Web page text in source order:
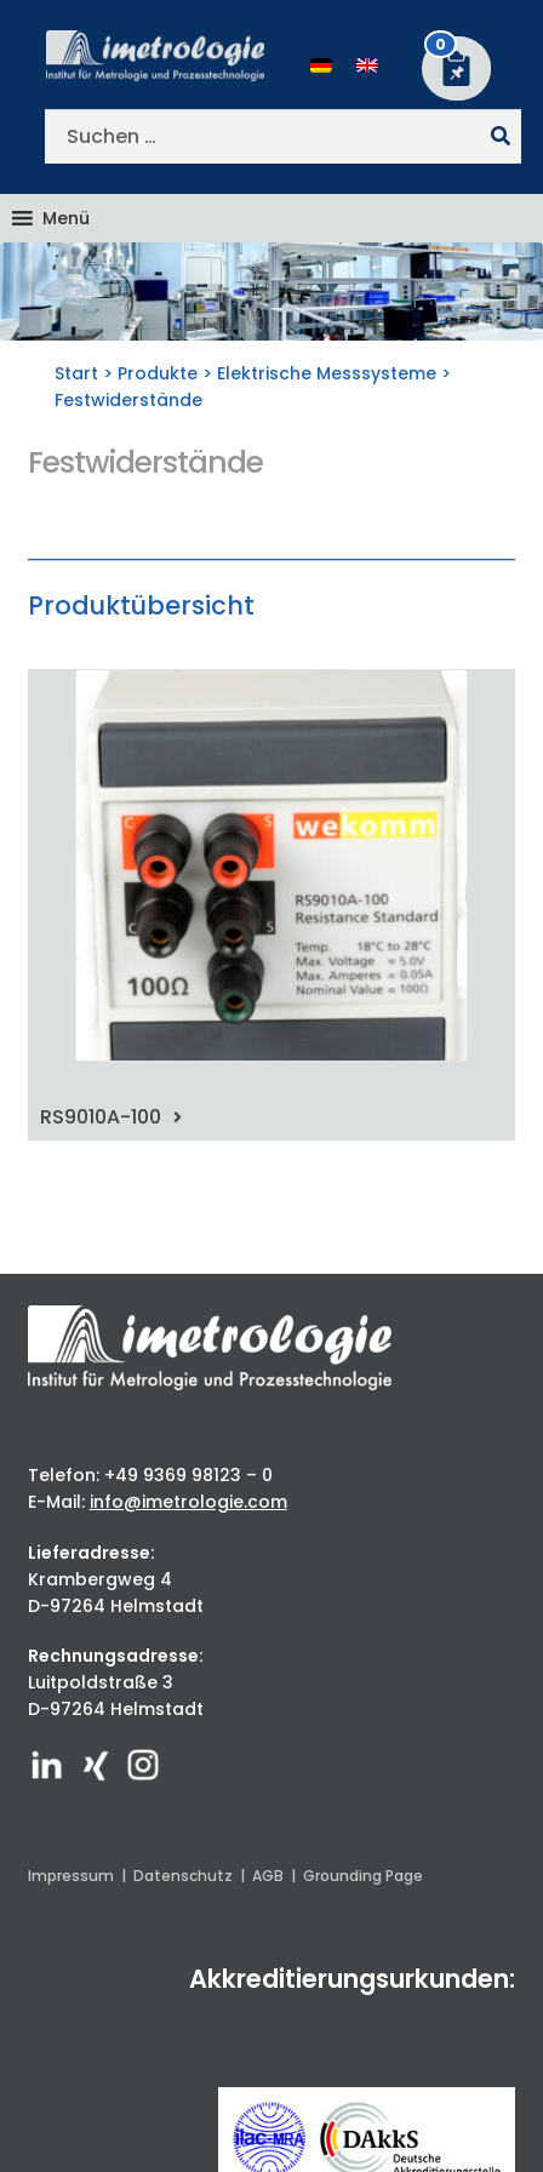
Navigation
springen
Inhalt
springen
Suchen
0
Menü
Start > Produkte > Elektrische Messsysteme >
Festwiderstände
Festwiderstände
Produktübersicht
RS9010A-100
Telefon: +49 9369 98123 – 0
E-Mail: info@imetrologie.com
Lieferadresse:
Krambergweg 4
D-97264 Helmstadt
Rechnungsadresse:
Luitpoldstraße 3
D-97264 Helmstadt
Impressum | Datenschutz | AGB | Grounding Page
Akkreditierungsurkunden: